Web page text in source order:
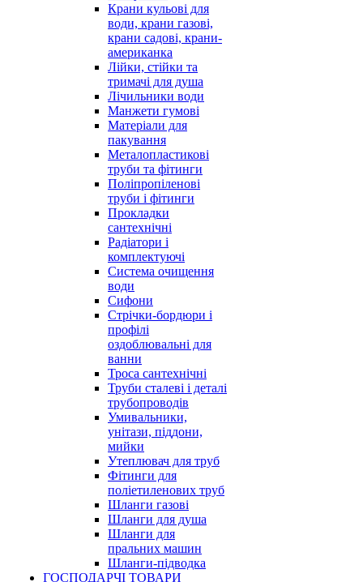
Крани кульові для
води, крани газові,
крани садові, крани-
американка
Лійки, стійки та
тримачі для душа
Лічильники води
Манжети гумові
Матеріали для
пакування
Металопластикові
труби та фітинги
Поліпропіленові
труби і фітинги
Прокладки
сантехнічні
Радіатори і
комплектуючі
Система очищення
води
Сифони
Стрічки-бордюри і
профілі
оздоблювальні для
ванни
Троса сантехнічні
Труби сталеві і деталі
трубопроводів
Умивальники,
унітази, піддони,
мийки
Утеплювач для труб
Фітинги для
поліетиленових труб
Шланги газові
Шланги для душа
Шланги для
пральних машин
Шланги-підводка
ГОСПОДАРЧІ ТОВАРИ